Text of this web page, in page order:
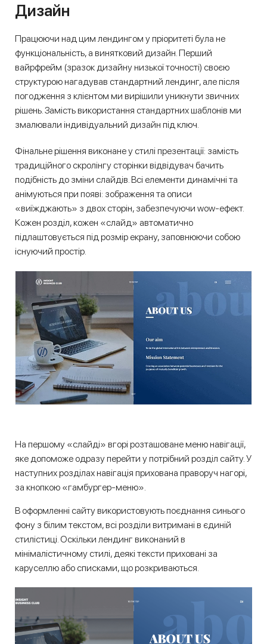
Дизайн
Працюючи над цим лендингом у пріоритеті була не
функціональність, а винятковий дизайн. Перший
вайрфрейм (зразок дизайну низької точності) своєю
структурою нагадував стандартний лендинг, але після
погодження з клієнтом ми вирішили уникнути звичних
рішень. Замість використання стандартних шаблонів ми
змалювали індивідуальний дизайн під ключ.
Фінальне рішення виконане у стилі презентації: замість
традиційного скролінгу сторінки відвідувач бачить
подібність до зміни слайдів. Всі елементи динамічні та
анімуються при появі: зображення та описи
«виїжджають» з двох сторін, забезпечуючи wow-ефект.
Кожен розділ, кожен «слайд» автоматично
підлаштовується під розмір екрану, заповнюючи собою
існуючий простір.
На першому «слайді» вгорі розташоване меню навігації,
яке допоможе одразу перейти у потрібний розділ сайту. У
наступних розділах навігація прихована праворуч нагорі,
за кнопкою «гамбургер-меню».
В оформленні сайту використовують поєднання синього
фону з білим текстом, всі розділи витримані в єдиній
стилістиці. Оскільки лендинг виконаний в
мінімалістичному стилі, деякі тексти приховані за
каруселлю або списками, що розкриваються.